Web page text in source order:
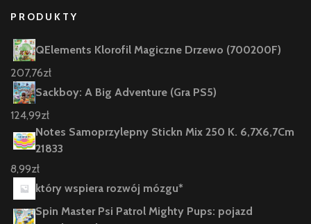
PRODUKTY
QElements Klorofil Magiczne Drzewo (700200F)
207,76zł
Sackboy: A Big Adventure (Gra PS5)
124,99zł
Notes Samoprzylepny Stickn Mix 250 K. 6,7X6,7Cm
21833
8,99zł
który wspiera rozwój mózgu*
Spin Master Psi Patrol Mighty Pups: pojazd